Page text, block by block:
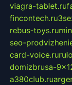
viagra-tablet.ru
fincontech.ru
rebus-toys.ru
seo-
card-voice.ru
domizbrusa-
a380club.ru